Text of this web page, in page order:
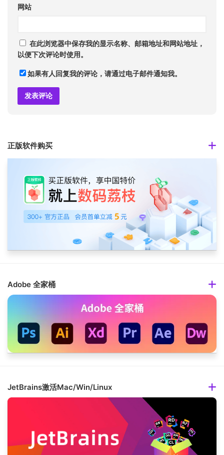
网站
在此浏览器中保存我的显示名称、邮箱地址和网站地址，
以便下次评论时使用。
如果有人回复我的评论，请通过电子邮件通知我。
正版软件购买
Adobe 全家桶
JetBrains激活Mac/Win/Linux